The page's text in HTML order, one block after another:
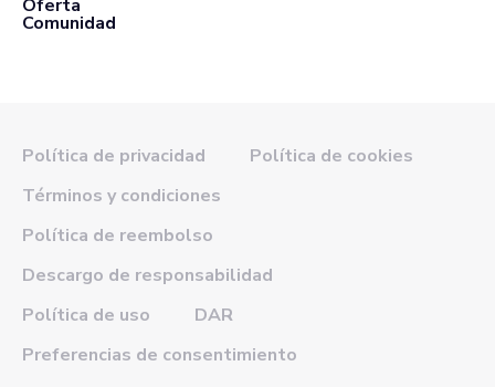
Oferta
Comunidad
Política de privacidad
Política de cookies
Términos y condiciones
Política de reembolso
Descargo de responsabilidad
Política de uso
DAR
Preferencias de consentimiento